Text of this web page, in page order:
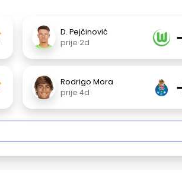
D. Pejčinović
prije 2d
Rodrigo Mora
prije 4d